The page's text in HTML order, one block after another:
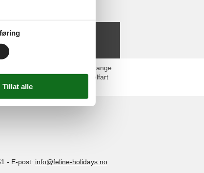
ferieleiligheter og hus, mange
fiske og seiling. Byen Middelfart
- E-post: info@feline-holidays.no